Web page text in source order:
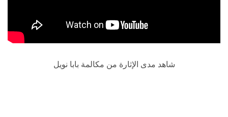
شاهد مدى الإثارة من مكالمة بابا نويل